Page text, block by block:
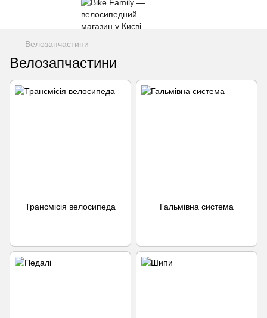
Велозапчастини
Велозапчастини
Трансмісія велосипеда Гальмівна система